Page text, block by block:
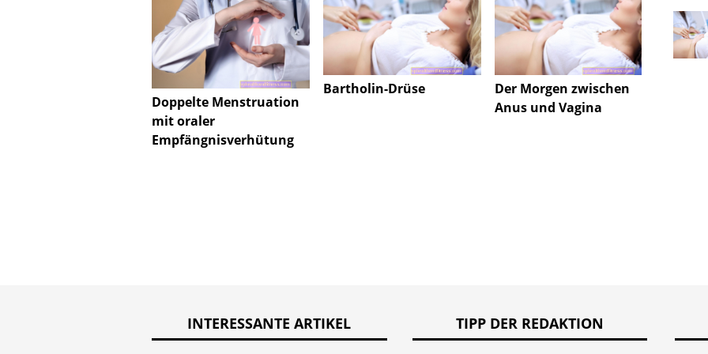
Doppelte Menstruation
mit oraler
Empfängnisverhütung
Bartholin-Drüse
Der Morgen zwischen
Anus und Vagina
für
INTERESSANTE ARTIKEL TIPP DER REDAKTION